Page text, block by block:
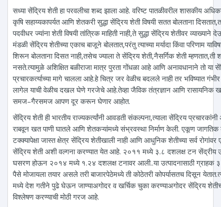
सध्या सेंद्रिय शेती हा परवलीचा शब्द झाला आहे. वरिष्ट पातळीवरील शासकीय
कृषि सहाय्यकापर्यत आणि शेतकरी सुद्धा सेंद्रिय शेती विषयी सतत बोलताना
पदवीधर ज्यांना शेती विषयी तांत्रिक माहिती नाही,ते सुद्धा सेंद्रिय शेतीवर
मंडळी सेंद्रिय शेतीच्या एकाच बाजूने बोलतात,परंतु त्याच्या मर्यादा किंवा परिणाम
शिरून बोलताना दिसत नाही,तसेच ज्याला ते सेंद्रिय शेती,नैसर्गिक शेती म्हणतात,ती
नसते.त्यामुळे अशिक्षित बळीराजा मात्र पुरता गोंधळा आहे आणि अनावधानाने तो या
प्रचारकर्त्याच्या मागे चालला आहे.हे चित्र जर वेळीच बदलले नाही तर भविष्यात गंभीर
लागेल याची वेळीच दखल घेणे गरजेचे आहे.तेव्हा जैविक तंत्रज्ञान आणि रासायनिक
समज–गैरसमज आपण दूर करून घेणार आहोत.
सेंद्रिय शेती ही भारतीय राज्यकर्त्यांनी आवडती संकल्पना,त्याला सेंद्रिय प्रचारकांनी
राबवून खत पाणी घातले आणि शेतकऱ्यांमध्ये संभ्रवस्था निर्माण केली. एकूण जागतिक
टक्क्यापेक्षा जास्त क्षेत्र सेंद्रिय शेतीखाली नाही आणि आधुनिक शेतीच्या सर्व
सेंद्रिय शेती अशी वल्गना करण्यात येत आहे. २०११ मध्ये ३.८ दशलक्ष टन सेंद्रीय
घसरण होऊन २०१४ मध्ये १.२४ दशलक्ष टनावर आली..या उत्पादनासाठी
पैसे मोजायला तयार असले तरी बाजारपेठेमध्ये ती कोठेतरी कोपर्यासतच दिसून
मध्ये देश गतीने पुढे घेऊन जाण्याअगोदर व खर्चिक चुका करण्याअगोदर सेंद्रिय
विश्लेषण करण्याची मोठी गरज आहे.